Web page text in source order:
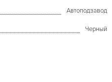
Автоподзавод
Черный